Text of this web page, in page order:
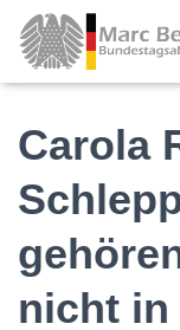
Carola
nicht in